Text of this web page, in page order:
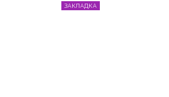
ЗАКЛАДКА
ЗАКЛАДКА